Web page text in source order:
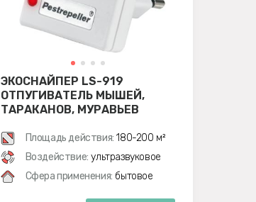
ЭКОСНАЙПЕР LS-919
ОТПУГИВАТЕЛЬ МЫШЕЙ,
ТАРАКАНОВ, МУРАВЬЕВ
Площадь действия: 180-200 м²
Воздействие: ультразвуковое
Сфера применения: бытовое